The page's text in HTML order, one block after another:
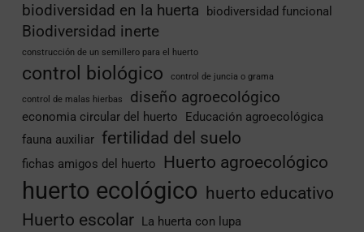
biodiversidad en la huerta
biodiversidad funcional
Biodiversidad inerte
construcción de un semillero para el huerto
control biológico control de juncia o grama
control de malas hierbas diseño agroecológico
economia circular del huerto
Educación agroecológica
fauna auxiliar fertilidad del suelo
fichas amigos del huerto Huerto agroecológico
huerto ecológico huerto educativo
Huerto escolar La huerta con lupa